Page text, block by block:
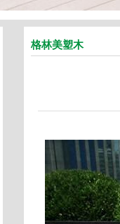
格林美塑木